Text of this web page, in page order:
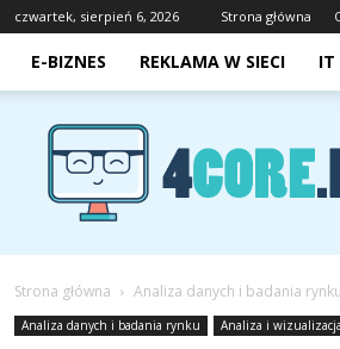
czwartek, sierpień 6, 2026 Strona główna
E-BIZNES REKLAMA W SIECI IT
4core.pl
Strona główna Analiza danych i badania rynku
Analiza danych i badania rynku Analiza i